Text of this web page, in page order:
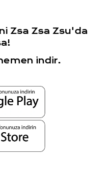
Zsa Zsa Zsu'da
indir.